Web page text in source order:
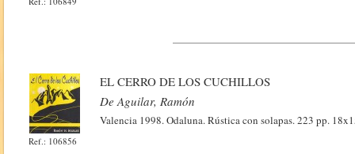
Ref.: 106856
EL CERRO DE LOS CUCHILLOS
De Aguilar, Ramón
Valencia 1998. Odaluna. Rústica con solapas. 223 pp.